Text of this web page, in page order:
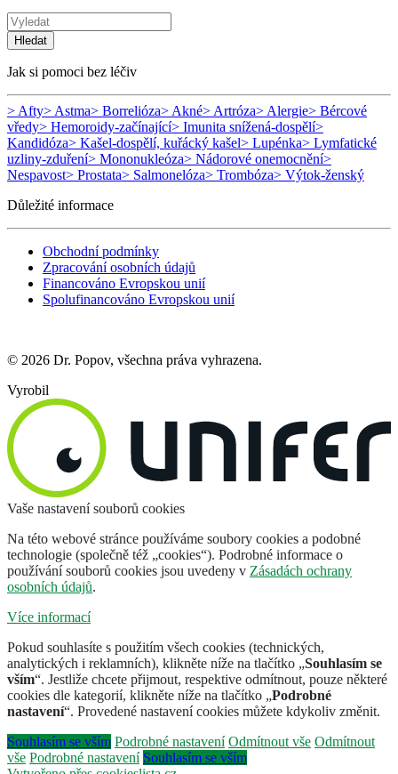
Hledat
Jak si pomoci bez léčiv
> Afty> Astma> Borrelióza> Akné> Artróza> Alergie> Bércové
vředy> Hemoroidy-začínající> Imunita snížená-dospělí>
Kandidóza> Kašel-dospělí, kuřácký kašel> Lupénka> Lymfatické
uzliny-zduření> Mononukleóza> Nádorové onemocnění>
Nespavost> Prostata> Salmonelóza> Trombóza> Výtok-ženský
Důležité informace
Obchodní podmínky
Zpracování osobních údajů
Financováno Evropskou unií
Spolufinancováno Evropskou unií
© 2026 Dr. Popov, všechna práva vyhrazena.
Vyrobil
Vaše nastavení souborů cookies
Na této webové stránce používáme soubory cookies a podobné
technologie (společně též „cookies“). Podrobné informace o
používání souborů cookies jsou uvedeny v Zásadách ochrany
osobních údajů.
Více informací
Pokud souhlasíte s použitím všech cookies (technických,
analytických i reklamních), klikněte níže na tlačítko „Souhlasím se
vším“. Jestliže chcete přijmout, respektive odmítnout, pouze některé
cookies dle kategorií, klikněte níže na tlačítko „Podrobné
nastavení“. Provedené nastavení cookies můžete kdykoliv změnit.
Souhlasím se vším Podrobné nastavení Odmítnout vše Odmítnout
vše Podrobné nastavení Souhlasím se vším